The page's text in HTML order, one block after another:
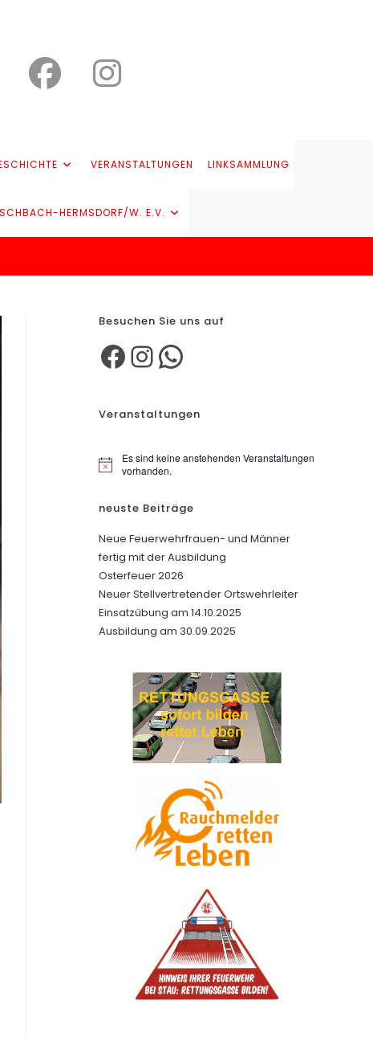
VERANSTALTUNGEN LINKSAMMLUNG
HERMSDORF/W. E.V.
Besuchen Sie uns auf
Veranstaltungen
H
w
i
s
Es sind keine anstehenden Veranstaltungen
vorhanden.
neuste Beiträge
Neue Feuerwehrfrauen- und Männer
fertig mit der Ausbildung
Osterfeuer 2026
Neuer Stellvertretender Ortswehrleiter
Einsatzübung am 14.10.2025
Ausbildung am 30.09.2025